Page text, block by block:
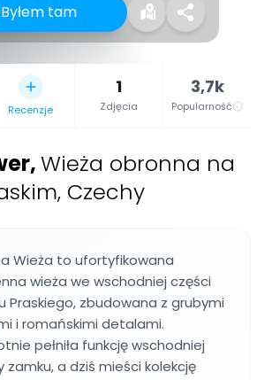
Byłem tam
Recenzje
1
Zdjęcia
3,7k
Popularność
,Wieża obronna na
Czechy
Wieża to ufortyfikowana
wieża we wschodniej części
Praskiego, zbudowana z grubymi
i romańskimi detalami.
pełniła funkcję wschodniej
zamku, a dziś mieści kolekcję